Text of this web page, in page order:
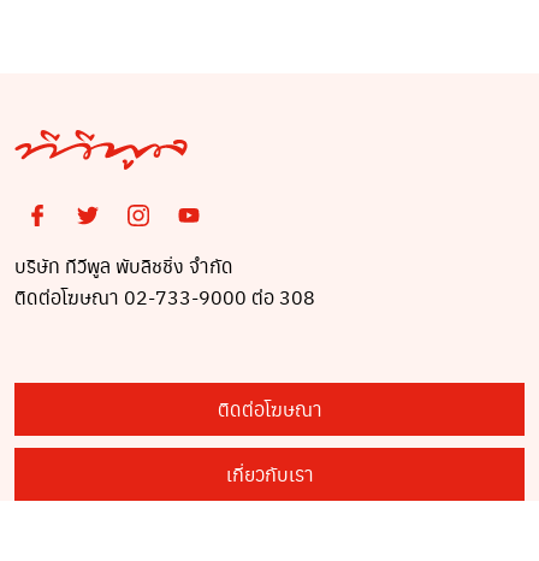
บริษัท ทีวีพูล พับลิชชิ่ง จำกัด
ติดต่อโฆษณา 02-733-9000 ต่อ 308
ติดต่อโฆษณา
เกี่ยวกับเรา